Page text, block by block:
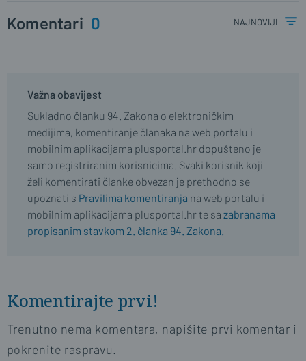
Komentari 0 najnoviji
Važna obavijest
Sukladno članku 94. Zakona o elektroničkim
medijima, komentiranje članaka na web portalu i
mobilnim aplikacijama plusportal.hr dopušteno je
samo registriranim korisnicima. Svaki korisnik koji
želi komentirati članke obvezan je prethodno se
upoznati s Pravilima komentiranja na web portalu i
mobilnim aplikacijama plusportal.hr te sa zabranama
propisanim stavkom 2. članka 94. Zakona.
Komentirajte prvi!
Trenutno nema komentara, napišite prvi komentar i
pokrenite raspravu.